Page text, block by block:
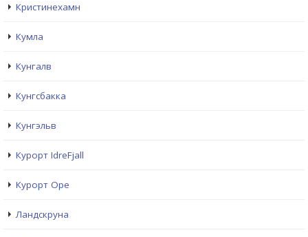
Кристинехамн
Кумла
Кунгалв
Кунгсбакка
Кунгэльв
Курорт IdreFjall
Курорт Оре
Ландскруна